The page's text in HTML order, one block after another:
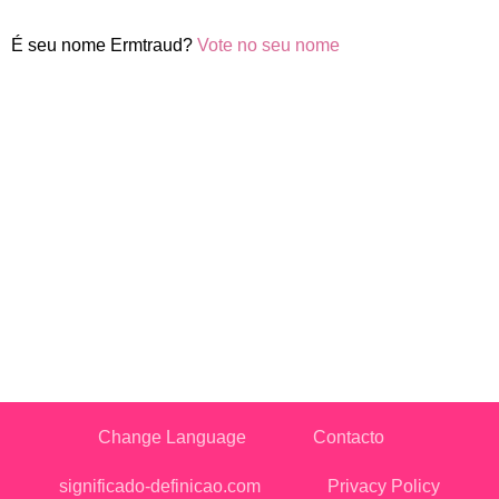
É seu nome Ermtraud? Vote no seu nome
Change Language Contacto
significado-definicao.com Privacy Policy